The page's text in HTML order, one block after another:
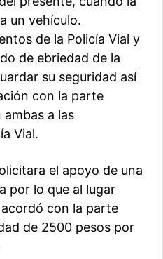
un vehículo.
de la Policía Vial y
de ebriedad de la
su seguridad así
con la parte
a las
Vial.
el apoyo de una
por lo que al lugar
con la parte
de 2500 pesos por